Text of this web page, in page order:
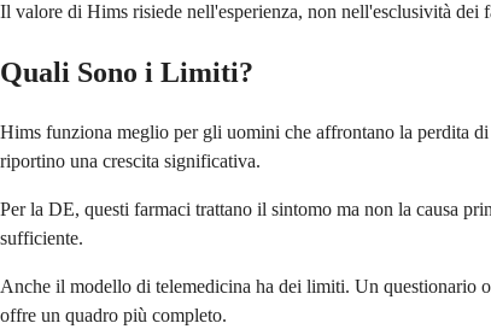
Il valore di Hims risiede nell'esperienza, non nell'esclusività dei
Quali Sono i Limiti?
Hims funziona meglio per gli uomini che affrontano la perdita
riportino una crescita significativa.
Per la DE, questi farmaci trattano il sintomo ma non la causa
sufficiente.
Anche il modello di telemedicina ha dei limiti. Un questionario
offre un quadro più completo.